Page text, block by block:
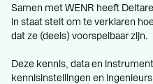
Samen met WENR heeft
in staat stelt om te verklaren
dat ze (deels) voorspelbaar zijn.
Deze kennis, data en
kennisinstellingen en